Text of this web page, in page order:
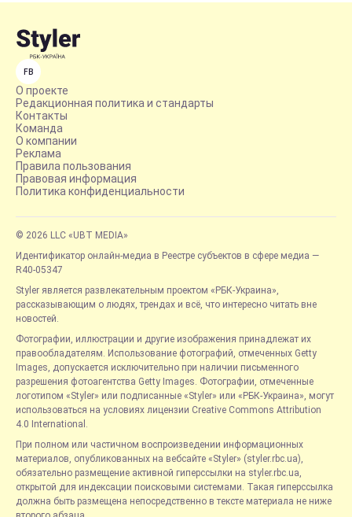
FB
О проекте
Редакционная политика и стандарты
Контакты
Команда
О компании
Реклама
Правила пользования
Правовая информация
Политика конфиденциальности
© 2026 LLC «UBT MEDIA»
Идентификатор онлайн-медиа в Реестре субъектов в сфере медиа —
R40-05347
Styler является развлекательным проектом «РБК-Украина»,
рассказывающим о людях, трендах и всё, что интересно читать вне
новостей.
Фотографии, иллюстрации и другие изображения принадлежат их
правообладателям. Использование фотографий, отмеченных Getty
Images, допускается исключительно при наличии письменного
разрешения фотоагентства Getty Images. Фотографии, отмеченные
логотипом «Styler» или подписанные «Styler» или «РБК-Украина», могут
использоваться на условиях лицензии Creative Commons Attribution
4.0 International.
При полном или частичном воспроизведении информационных
материалов, опубликованных на вебсайте «Styler» (styler.rbc.ua),
обязательно размещение активной гиперссылки на styler.rbc.ua,
открытой для индексации поисковыми системами. Такая гиперссылка
должна быть размещена непосредственно в тексте материала не ниже